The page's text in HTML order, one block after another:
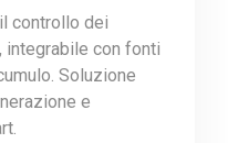
controllo dei
con fonti
Soluzione
e